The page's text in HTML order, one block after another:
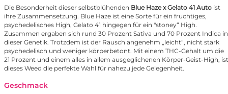
Die Besonderheit dieser selbstblühenden Blue Haze x Gelato 41 Auto ist
ihre Zusammensetzung. Blue Haze ist eine Sorte für ein fruchtiges,
psychedelisches High, Gelato 41 hingegen für ein "stoney“ High.
Zusammen ergaben sich rund 30 Prozent Sativa und 70 Prozent Indica in
dieser Genetik. Trotzdem ist der Rausch angenehm „leicht“, nicht stark
psychedelisch und weniger körperbetont. Mit einem THC-Gehalt um die
21 Prozent und einem alles in allem ausgeglichenen Körper-Geist-High, ist
dieses Weed die perfekte Wahl für nahezu jede Gelegenheit.
Geschmack